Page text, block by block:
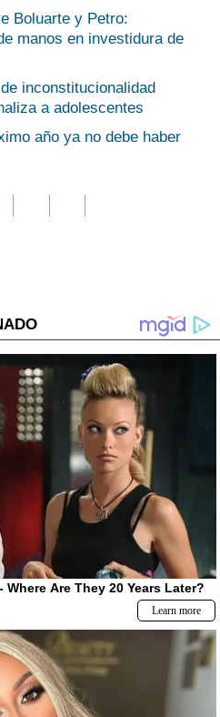
Boluarte y Petro:
manos en investidura de
inconstitucionalidad
a adolescentes
año ya no debe haber